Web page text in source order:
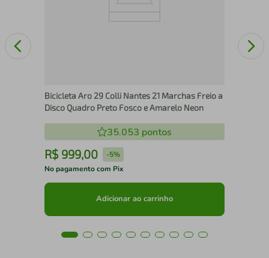
Bicicleta Aro 29 Colli Nantes 21 Marchas Freio a
Disco Quadro Preto Fosco e Amarelo Neon
35.053 pontos
R$ 999,00 -5%
No pagamento com Pix
Adicionar ao carrinho